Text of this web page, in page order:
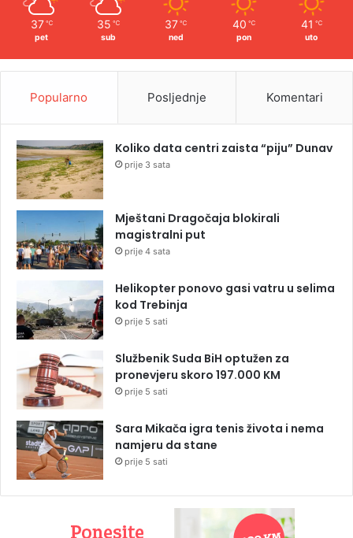
37 ℃
pet
35 ℃
sub
37 ℃
ned
40 ℃
pon
41 ℃
uto
Popularno Posljednje Komentari
Koliko data centri zaista “piju” Dunav
prije 3 sata
Mještani Dragočaja blokirali
magistralni put
prije 4 sata
Helikopter ponovo gasi vatru u selima
kod Trebinja
prije 5 sati
Službenik Suda BiH optužen za
pronevjeru skoro 197.000 KM
prije 5 sati
Sara Mikača igra tenis života i nema
namjeru da stane
prije 5 sati